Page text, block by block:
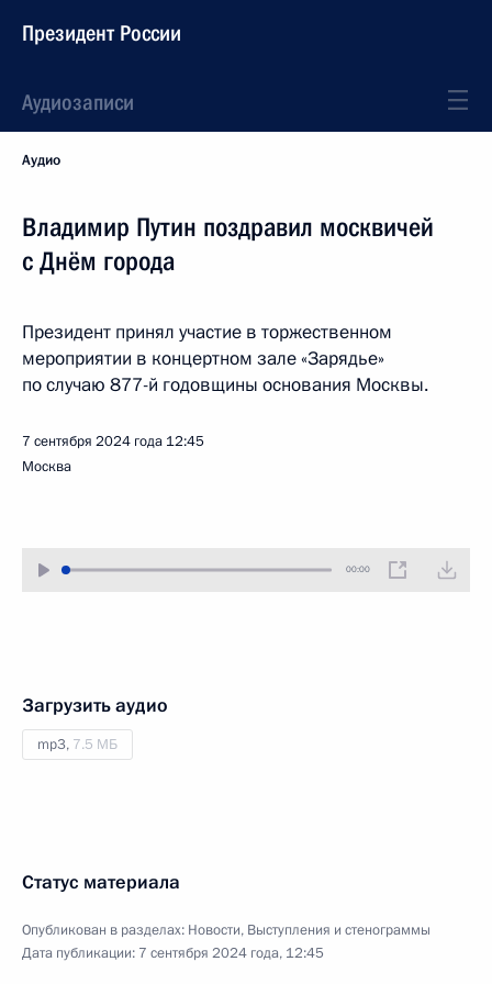
Президент России
Аудиозаписи
Аудио
Владимир Путин поздравил москвичей
с Днём города
Президент принял участие в торжественном
мероприятии в концертном зале «Зарядье»
по случаю 877-й годовщины основания Москвы.
7 сентября 2024 года 12:45
Москва
00:00
Загрузить аудио
mp3, 7.5 МБ
Статус материала
Опубликован в разделах: Новости, Выступления и стенограммы
Дата публикации: 7 сентября 2024 года, 12:45